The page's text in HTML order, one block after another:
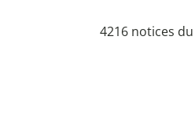
4216 notices